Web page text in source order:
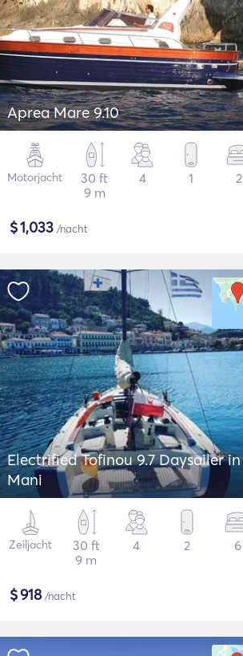
Aprea Mare 9.10
Motorjacht
30 ft
9 m
4 1 2
$1,033 /nacht
Electrified Tofinou 9.7 Daysailer in
Mani
Zeiljacht
30 ft
9 m
4 2 6
$918/nacht